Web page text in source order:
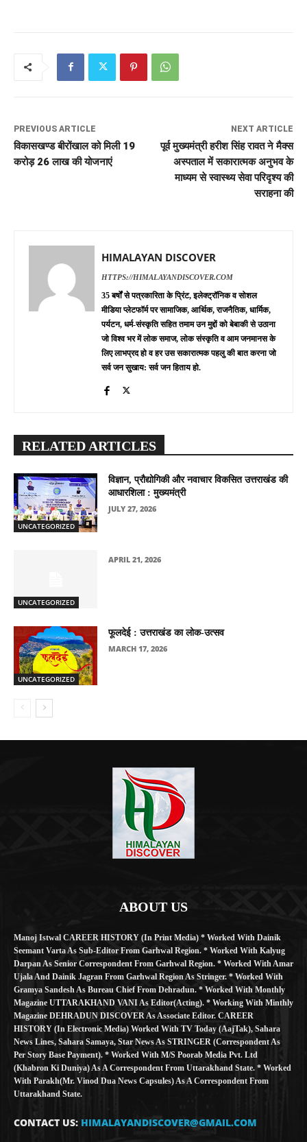
PREVIOUS ARTICLE
विकासखण्ड बीरोंखाल को मिली 19
करोड़ 26 लाख की योजनाएं
NEXT ARTICLE
पूर्व मुख्यमंत्री हरीश सिंह रावत ने मैक्स
अस्पताल में सकारात्मक अनुभव के
माध्यम से स्वास्थ्य सेवा परिदृश्य की
सराहना की
HIMALAYAN DISCOVER
HTTPS://HIMALAYANDISCOVER.COM
35 बर्षों से पत्रकारिता के प्रिंट, इलेक्ट्रॉनिक व सोशल
मीडिया प्लेटफॉर्म पर सामाजिक, आर्थिक, राजनैतिक, धार्मिक,
पर्यटन, धर्म-संस्कृति सहित तमाम उन मुद्दों को बेबाकी से उठाना
जो विश्व भर में लोक समाज, लोक संस्कृति व आम जनमानस के
लिए लाभप्रद हो व हर उस सकारात्मक पहलु की बात करना जो
सर्व जन सुखाय: सर्व जन हिताय हो.
RELATED ARTICLES
UNCATEGORIZED
विज्ञान, प्रौद्योगिकी और नवाचार विकसित उत्तराखंड की
आधारशिला : मुख्यमंत्री
JULY 27, 2026
UNCATEGORIZED
APRIL 21, 2026
UNCATEGORIZED
फूलदेई : उत्तराखंड का लोक-उत्सव
MARCH 17, 2026
ABOUT US
Manoj Istwal CAREER HISTORY (in Print Media) * Worked With Dainik
Seemant Varta As Sub-Editor From Garhwal Region. * Worked With Kalyug
Darpan As Senior Correspondent From Garhwal Region. * Worked With Amar
Ujala And Dainik Jagran From Garhwal Region As Stringer. * Worked With
Gramya Sandesh As Bureau Chief From Dehradun. * Worked With Monthly
Magazine UTTARAKHAND VANI As Editor(Acting). * Working With Minthly
Magazine DEHRADUN DISCOVER As Associate Editor. CAREER
HISTORY (in Electronic Media) Worked With TV Today (AajTak), Sahara
News Lines, Sahara Samaya, Star News As STRINGER (Correspondent As
Per Story Base Payment). * Worked With M/S Poorab Media Pvt. Ltd
(Khabron Ki Duniya) As A Correspondent From Uttarakhand State. * Worked
With Parakh(Mr. Vinod Dua News Capsules) As A Correspondent From
Uttarakhand State.
CONTACT US: HIMALAYANDISCOVER@GMAIL.COM